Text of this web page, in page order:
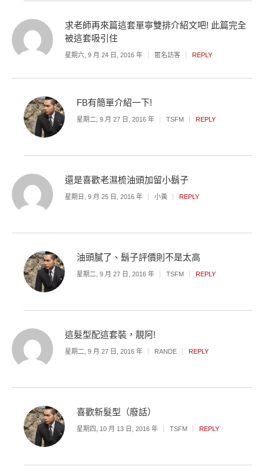
求老師再來篇這套單寧雙排介紹文吧! 此篇完全
被這套吸引住
星期六, 9 月 24 日, 2016 年 匿名訪客 REPLY
FB有簡單介紹一下!
星期二, 9 月 27 日, 2016 年 TSFM REPLY
還是喜歡老濕梳油頭加留小鬍子
星期日, 9 月 25 日, 2016 年 小黃 REPLY
油頭膩了、鬍子評價則不是太高
星期二, 9 月 27 日, 2016 年 TSFM REPLY
這髮型配這套裝，靚阿!
星期二, 9 月 27 日, 2016 年 RANDE REPLY
喜歡新髮型（廢話）
星期四, 10 月 13 日, 2016 年 TSFM REPLY